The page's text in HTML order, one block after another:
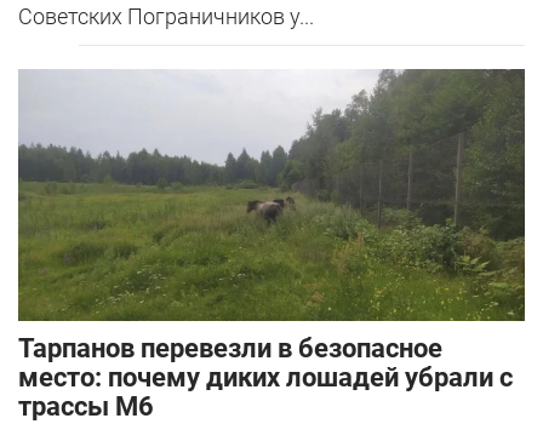
Советских Пограничников у...
Тарпанов перевезли в безопасное
место: почему диких лошадей убрали с
трассы М6